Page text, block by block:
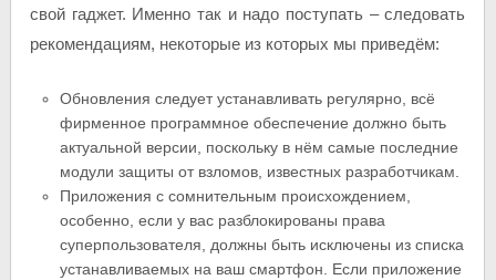
свой гаджет. Именно так и надо поступать – следовать
рекомендациям, некоторые из которых мы приведём:
Обновления следует устанавливать регулярно, всё
фирменное программное обеспечение должно быть
актуальной версии, поскольку в нём самые последние
модули защиты от взломов, известных разработчикам.
Приложения с сомнительным происхождением,
особенно, если у вас разблокированы права
суперпользователя, должны быть исключены из списка
устанавливаемых на ваш смартфон. Если приложение